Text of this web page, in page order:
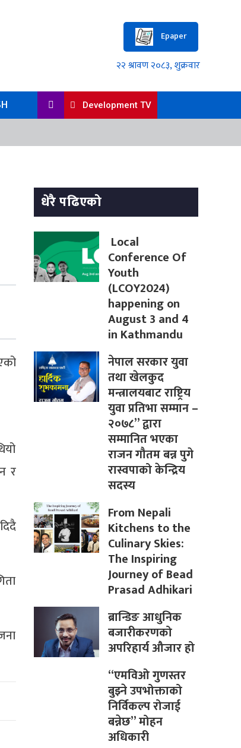
Epaper
Development TV
र
धेरै पढिएको
Local
Conference Of
Youth
(LCOY2024)
happening on
August 3 and 4
in Kathmandu
नेपाल सरकार युवा
तथा खेलकुद
मन्त्रालयबाट राष्ट्रिय
युवा प्रतिभा सम्मान –
२०७८” द्वारा
सम्मानित भएका
राजन गौतम बन्न पुगे
रास्वपाको केन्द्रिय
सदस्य
From Nepali
Kitchens to the
Culinary Skies:
The Inspiring
Journey of Bead
Prasad Adhikari
ब्रान्डिङ आधुनिक
बजारीकरणको
अपरिहार्य औजार हो
“एमविओ गुणस्तर
बुझ्ने उपभोक्ताको
निर्विकल्प रोजाई
बन्नेछ” मोहन
अधिकारी